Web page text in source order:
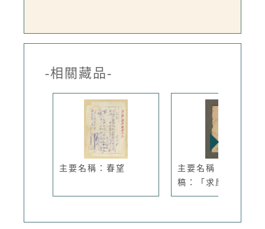
-相關藏品-
主要名稱：春望
主要名稱：無題名詩
稿：「求凰...